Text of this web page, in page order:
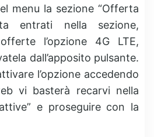
menu la sezione “Offerta
entrati nella sezione,
l’opzione 4G LTE,
dall’apposito pulsante.
l’opzione accedendo
vi basterà recarvi nella
e proseguire con la